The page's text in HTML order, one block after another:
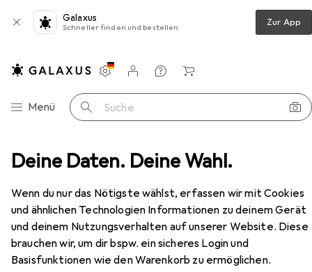
Deine Daten. Deine Wahl.
Wenn du nur das Nötigste wählst, erfassen wir mit Cookies
und ähnlichen Technologien Informationen zu deinem Gerät
und deinem Nutzungsverhalten auf unserer Website. Diese
brauchen wir, um dir bspw. ein sicheres Login und
Basisfunktionen wie den Warenkorb zu ermöglichen.
Galaxus
Schneller finden und bestellen Zur App
Navigation nach Kategorien
Menü Suche
Einstellungen
Kundenkonto
Vergleichslisten
Merklisten
Warenkorb
Speicher Festplatte HPE HP Festplatte 500 GB
EUR
254,90 statt269,– 509,80/1TB
HPEHP Festplatte 500 GB
0.50 TB, 3.5"